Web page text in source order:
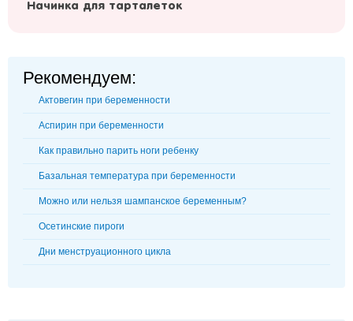
Начинка для тарталеток
Рекомендуем:
Актовегин при беременности
Аспирин при беременности
Как правильно парить ноги ребенку
Базальная температура при беременности
Можно или нельзя шампанское беременным?
Осетинские пироги
Дни менструационного цикла